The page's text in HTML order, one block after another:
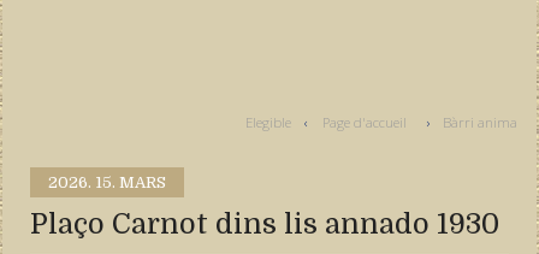
Elegible Page d'accueil Bàrri anima
2026. 15. MARS
Plaço Carnot dins lis annado 1930